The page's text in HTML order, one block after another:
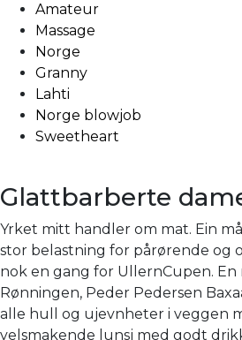
Amateur
Massage
Norge
Granny
Lahti
Norge blowjob
Sweetheart
Glattbarberte
Yrket mitt handler om mat. Ein må
stor belastning for pårørende og
nok en gang for UllernCupen. En
Rønningen, Peder Pedersen
alle hull og ujevnheter i veggen
velsmakende lunsj med godt